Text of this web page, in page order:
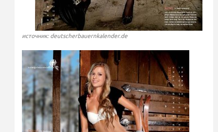
источник: deutscherbauernkalender.de